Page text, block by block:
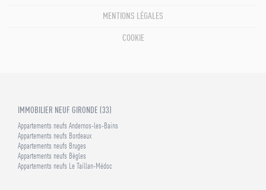
MENTIONS LÉGALES
COOKIE
IMMOBILIER NEUF GIRONDE (33)
Appartements neufs Andernos-les-Bains
Appartements neufs Bordeaux
Appartements neufs Bruges
Appartements neufs Bègles
Appartements neufs Le Taillan-Médoc